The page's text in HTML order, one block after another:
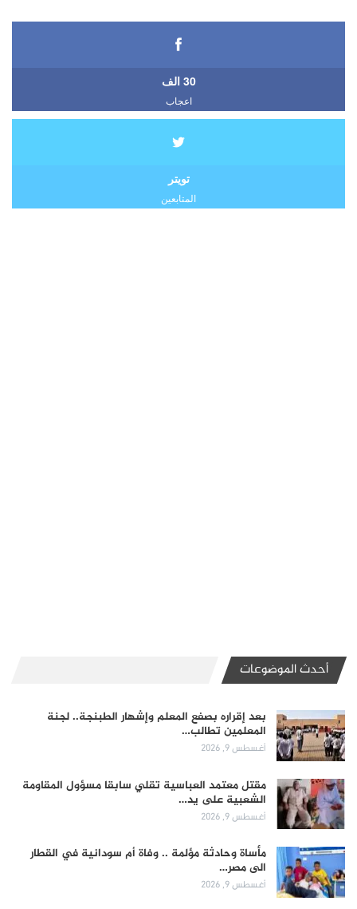
30 الف
اعجاب
تويتر
المتابعين
أحدث الموضوعات
بعد إقراره بصفع المعلم وإشهار الطبنجة.. لجنة
المعلمين تطالب…
أغسطس 9, 2026
مقتل معتمد العباسية تقلي سابقا مسؤول المقاومة
الشعبية على يد…
أغسطس 9, 2026
مأساة وحادثة مؤلمة .. وفاة أم سودانية في القطار
الى مصر…
أغسطس 9, 2026